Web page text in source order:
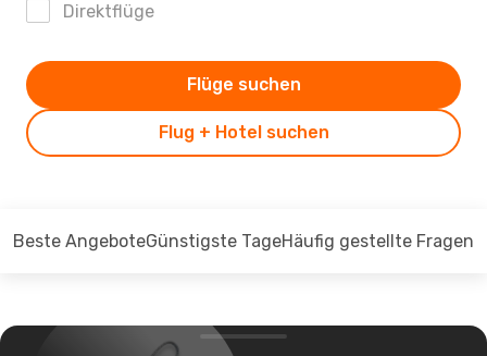
Direktflüge
Flug + Hotel suchen
Flüge suchen
Beste AngeboteGünstigste TageHäufig gestellte Fragen